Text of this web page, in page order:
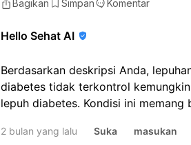
pengobatan adalah langkah
Bagikan Simpan Komentar
Hello Sehat AI
Berdasarkan deskripsi Anda,
diabetes tidak terkontrol
lepuh diabetes. Kondisi ini
Meskipun lepuh diabetes seringkali
2 bulan yang lalu Suka masukan